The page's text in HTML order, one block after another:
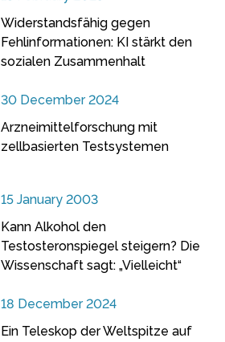
Widerstandsfähig gegen
Fehlinformationen: KI stärkt den
sozialen Zusammenhalt
30 December 2024
Arzneimittelforschung mit
zellbasierten Testsystemen
15 January 2003
Kann Alkohol den
Testosteronspiegel steigern? Die
Wissenschaft sagt: „Vielleicht“
18 December 2024
Ein Teleskop der Weltspitze auf